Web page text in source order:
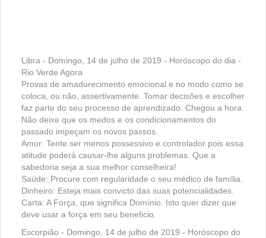
Libra - Domingo, 14 de julho de 2019 - Horóscopo do dia -
Rio Verde Agora
Provas de amadurecimento emocional e no modo como se
coloca, ou não, assertivamente. Tomar decisões e escolher
faz parte do seu processo de aprendizado. Chegou a hora.
Não deixe que os medos e os condicionamentos do
passado impeçam os novos passos.
Amor: Tente ser menos possessivo e controlador pois essa
atitude poderá causar-lhe alguns problemas. Que a
sabedoria seja a sua melhor conselheira!
Saúde: Procure com regularidade o seu médico de família.
Dinheiro: Esteja mais convicto das suas potencialidades.
Carta: A Força, que significa Domínio. Isto quer dizer que
deve usar a força em seu beneficio.
Escorpião - Domingo, 14 de julho de 2019 - Horóscopo do